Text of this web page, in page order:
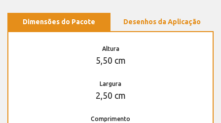
Dimensões do Pacote Desenhos da Aplicação
Altura
5,50 cm
Largura
2,50 cm
Comprimento